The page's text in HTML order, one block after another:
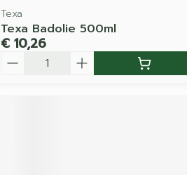
Texa
Texa Badolie 500ml
€ 10,26